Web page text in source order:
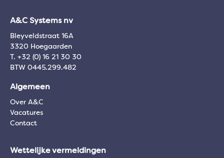
A&C Systems nv
Bleyveldstraat 16A
3320 Hoegaarden
T. +32 (0) 16 21 30 30
BTW 0445.299.482
Algemeen
Over A&C
Vacatures
Contact
Wettelijke vermeldingen